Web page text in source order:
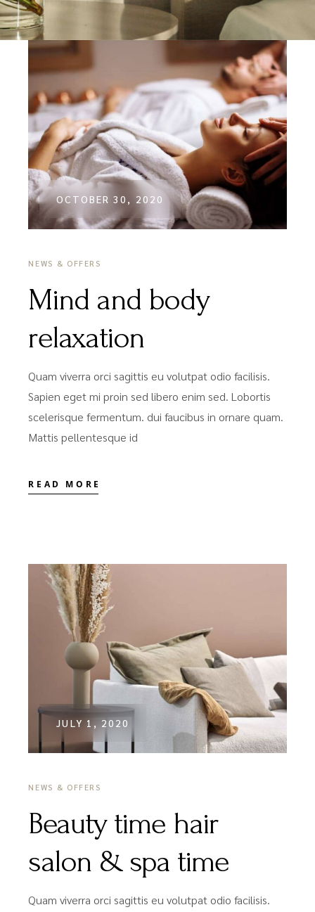
OCTOBER 30, 2020
NEWS & OFFERS
Mind and body
relaxation
Quam viverra orci sagittis eu volutpat odio facilisis.
Sapien eget mi proin sed libero enim sed. Lobortis
scelerisque fermentum. dui faucibus in ornare quam.
Mattis pellentesque id
READ MORE
JULY 1, 2020
NEWS & OFFERS
Beauty time hair
salon & spa time
Quam viverra orci sagittis eu volutpat odio facilisis.